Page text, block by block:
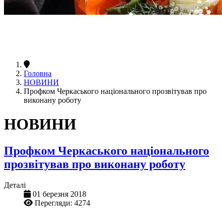
Головна
НОВИНИ
Профком Черкаського національного прозвітував про
виконану роботу
НОВИНИ
Профком Черкаського національного
прозвітував про виконану роботу
Деталі
01 березня 2018
Перегляди: 4274